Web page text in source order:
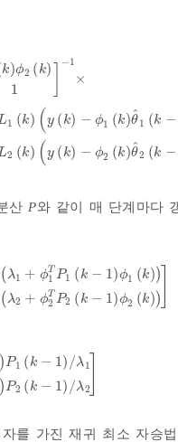
k)ϕ2 ( k)
1
−1
×
1 (k) (y (k) − ϕ1 (k)θ
ˆ
1 (k −
2 (k) (y (k) − ϕ2 (k)θ
ˆ
2 (k −
1 θ^ 1 -1
산 P와 같이 매 단계마다
( λ1 + ϕT
1 P1 (k − 1)ϕ1 (k))
( λ2 + ϕT
2 P2 (k − 1)ϕ2 (k))
1 k- 1k P2 k 2k/ λ 2 +ϕ
)P1 (k − 1) /λ1
)P2 (k − 1) /λ2
/λ 1 - 2 kP
를 가진 재귀 최소 자승